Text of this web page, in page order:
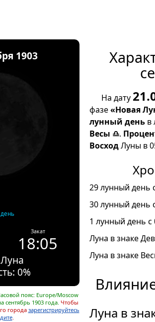
1903
Закат
18:05
0%
пояс: Europe/Moscow
сентябрь 1903 года. Чтобы
города зарегистрируйтесь
.
На дату
фазе«Новая
лунный день в
Весы ♎.
ВосходЛуны в
29 лунный день
30 лунный день
1 лунный день с
Луна в знаке
Луна в знаке
Луна в